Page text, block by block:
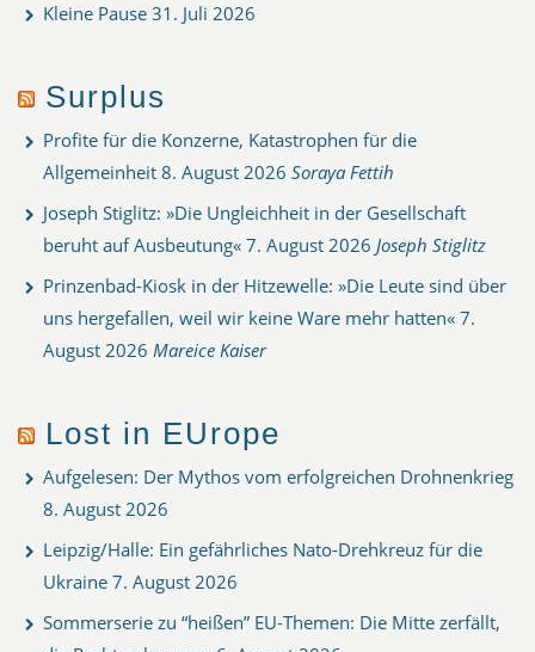
Kleine Pause 31. Juli 2026
Surplus
Profite für die Konzerne, Katastrophen für die
Allgemeinheit 8. August 2026 Soraya Fettih
Joseph Stiglitz: »Die Ungleichheit in der Gesellschaft
beruht auf Ausbeutung« 7. August 2026 Joseph Stiglitz
Prinzenbad-Kiosk in der Hitzewelle: »Die Leute sind über
uns hergefallen, weil wir keine Ware mehr hatten« 7.
August 2026 Mareice Kaiser
Lost in EUrope
Aufgelesen: Der Mythos vom erfolgreichen Drohnenkrieg
8. August 2026
Leipzig/Halle: Ein gefährliches Nato-Drehkreuz für die
Ukraine 7. August 2026
Sommerserie zu “heißen” EU-Themen: Die Mitte zerfällt,